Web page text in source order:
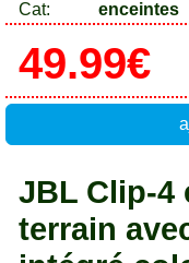
Cat:
enceintes
49.99€
JBL Clip-4
terrain